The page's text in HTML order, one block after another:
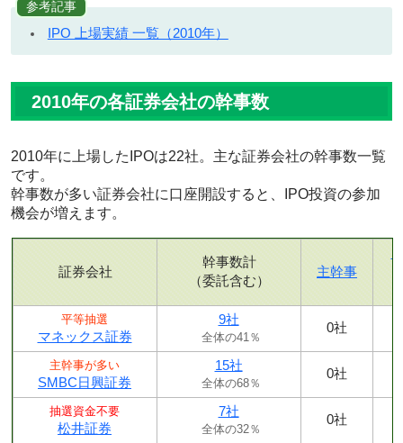
参考記事
IPO 上場実績 一覧（2010年）
2010年の各証券会社の幹事数
2010年に上場したIPOは22社。主な証券会社の幹事数一覧
です。
幹事数が多い証券会社に口座開設すると、IPO投資の参加
機会が増えます。
証券会社
幹事数計
（委託含む）
主幹事
平等抽選
マネックス証券
9社
全体の41％
0社
主幹事が多い
SMBC日興証券
15社
全体の68％
0社
抽選資金不要
松井証券
7社
全体の32％
0社